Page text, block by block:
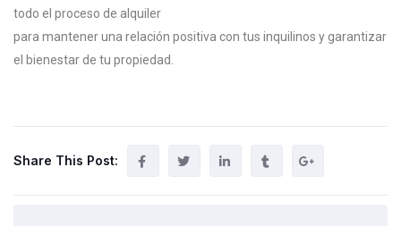
todo el proceso de alquiler
para mantener una relación positiva con tus inquilinos y garantizar
el bienestar de tu propiedad.
Share This Post: